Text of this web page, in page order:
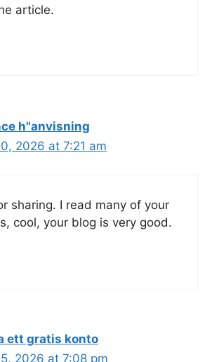
article.
h"anvisning
2026 at 7:21 am
sharing. I read many of your
cool, your blog is very good.
ett gratis konto
2026 at 7:08 pm